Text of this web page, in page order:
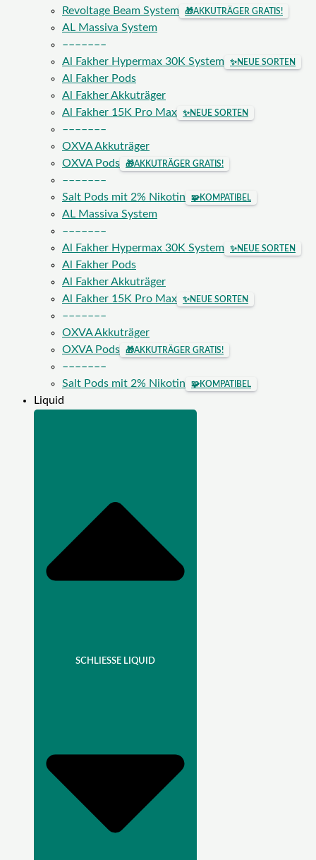
Revoltage Beam System
🎁AKKUTRÄGER GRATIS!
AL Massiva System
–––––––
Al Fakher Hypermax 30K System
✨NEUE SORTEN
Al Fakher Pods
Al Fakher Akkuträger
Al Fakher 15K Pro Max
✨NEUE SORTEN
–––––––
OXVA Akkuträger
OXVA Pods
🎁AKKUTRÄGER GRATIS!
–––––––
Salt Pods mit 2% Nikotin
🧩KOMPATIBEL
AL Massiva System
–––––––
Al Fakher Hypermax 30K System
✨NEUE SORTEN
Al Fakher Pods
Al Fakher Akkuträger
Al Fakher 15K Pro Max
✨NEUE SORTEN
–––––––
OXVA Akkuträger
OXVA Pods
🎁AKKUTRÄGER GRATIS!
–––––––
Salt Pods mit 2% Nikotin
🧩KOMPATIBEL
Liquid
SCHLIESSE LIQUID